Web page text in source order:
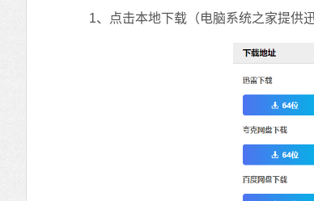
1、点击本地下载（电脑系统之家提供迅